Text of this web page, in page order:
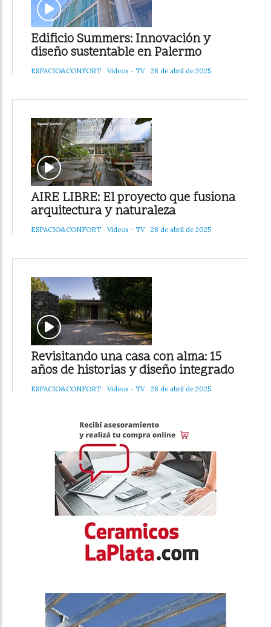
Edificio Summers: Innovación y
diseño sustentable en Palermo
ESPACIO&CONFORT Videos - TV 28 de abril de 2025
AIRE LIBRE: El proyecto que fusiona
arquitectura y naturaleza
ESPACIO&CONFORT Videos - TV 28 de abril de 2025
Revisitando una casa con alma: 15
años de historias y diseño integrado
ESPACIO&CONFORT Videos - TV 28 de abril de 2025